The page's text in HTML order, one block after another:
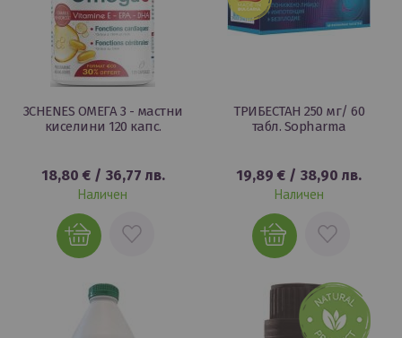
3CHENES ОМЕГА 3 - мастни
киселини 120 капс.
18,80 €/ 36,77 лв.
Наличен
ДОБАВИ
ТРИБЕСТАН 250 мг/ 60
табл. Sopharma
19,89 € / 38,90 лв.
Наличен
ДОБАВИ
ЛЮБИМИ